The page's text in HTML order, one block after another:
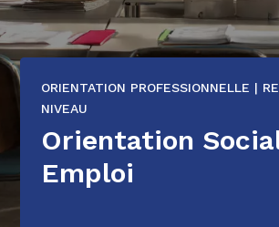
ORIENTATION PROFESSIONNELLE |
NIVEAU
Orientation
Emploi